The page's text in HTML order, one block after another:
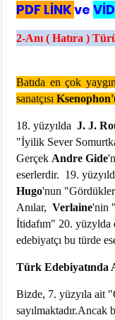
PDF LİNKve
2-Anı ( Hatıra )
Batıda en çok
sanatçısı
18. yüzyıldaJ. J.
"İyilik Sever
Gerçek Andre Gide
eserlerdir. 19.
Hugo'nun
Anılar,Verlaine'nin
İtidafım" 20. yüzylda
edebiyatçı bu türde
Türk Edebiyatında
Bizde, 7. yüzyıla ait
sayılmaktadır.Ancak